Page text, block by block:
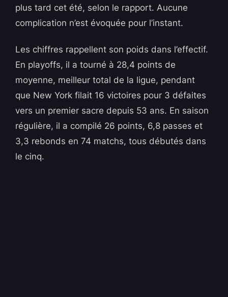
plus tard cet été, selon le rapport. Aucune
complication n’est évoquée pour l’instant.
Les chiffres rappellent son poids dans l’effectif.
En playoffs, il a tourné à 28,4 points de
moyenne, meilleur total de la ligue, pendant
que New York filait 16 victoires pour 3 défaites
vers un premier sacre depuis 53 ans. En saison
régulière, il a compilé 26 points, 6,8 passes et
3,3 rebonds en 74 matchs, tous débutés dans
le cinq.